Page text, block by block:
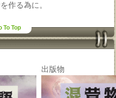
作る為に。
To Top
出版物